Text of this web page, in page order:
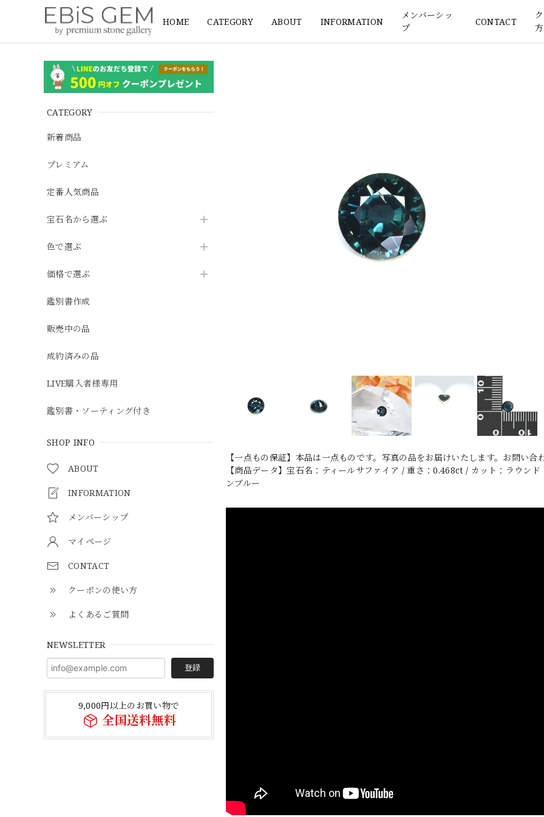
HOME CATEGORY ABOUT INFORMATION
メンバーシッ
プ
CONTACT
方
CATEGORY
新着商品
プレミアム
定番人気商品
宝石名から選ぶ
色で選ぶ
価格で選ぶ
鑑別書作成
販売中の品
成約済みの品
LIVE購入者様専用
鑑別書・ソーティング付き
SHOP INFO
ABOUT
INFORMATION
メンバーシップ
マイページ
CONTACT
クーポンの使い方
よくあるご質問
NEWSLETTER
登録
9,000円以上のお買い物で
全国送料無料
【一点もの保証】本品は一点ものです。写真の品をお届けいたします。お問い
【商品データ】宝石名：ティールサファイア / 重さ：0.468ct / カット：ラウン
ンブルー